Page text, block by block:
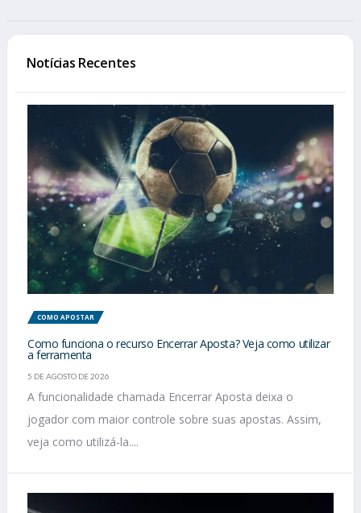
Notícias Recentes
COMO APOSTAR
Como funciona o recurso Encerrar Aposta? Veja como utilizar
a ferramenta
5 DE AGOSTO DE 2026
A funcionalidade chamada Encerrar Aposta deixa o
jogador com maior controle sobre suas apostas. Assim,
veja como utilizá-la....